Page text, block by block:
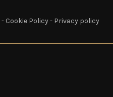
- Cookie Policy- Privacy policy